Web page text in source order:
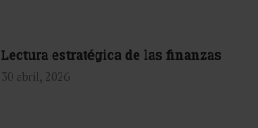
Lectura estratégica de las finanzas
30 abril, 2026